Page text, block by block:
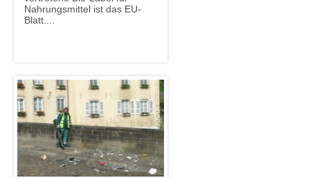
Nahrungsmittel ist das EU-
Blatt....